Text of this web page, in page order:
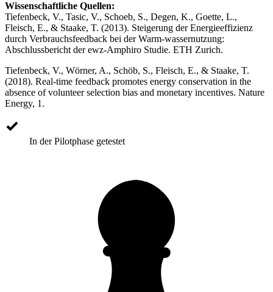
Wissenschaftliche Quellen:
Tiefenbeck, V., Tasic, V., Schoeb, S., Degen, K., Goette, L.,
Fleisch, E., & Staake, T. (2013). Steigerung der Energieeffizienz
durch Verbrauchsfeedback bei der Warm-wassernutzung:
Abschlussbericht der ewz-Amphiro Studie. ETH Zurich.
Tiefenbeck, V., Wörner, A., Schöb, S., Fleisch, E., & Staake, T.
(2018). Real-time feedback promotes energy conservation in the
absence of volunteer selection bias and monetary incentives. Nature
Energy, 1.
In der Pilotphase getestet